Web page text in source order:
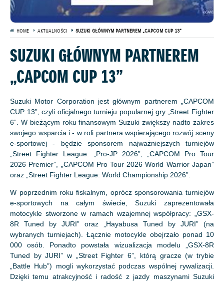
HOME AKTUALNOŚCI SUZUKI GŁÓWNYM PARTNEREM „CAPCOM CUP 13”
SUZUKI GŁÓWNYM PARTNEREM
„CAPCOM CUP 13”
Suzuki Motor Corporation jest głównym partnerem „CAPCOM
CUP 13”, czyli oficjalnego turnieju popularnej gry „Street Fighter
6”. W bieżącym roku finansowym Suzuki zwiększy nadto zakres
swojego wsparcia i - w roli partnera wspierającego rozwój sceny
e-sportowej - będzie sponsorem najważniejszych turniejów
„Street Fighter League: „Pro-JP 2026”, „CAPCOM Pro Tour
2026 Premier”, „CAPCOM Pro Tour 2026 World Warrior Japan”
oraz „Street Fighter League: World Championship 2026”.
W poprzednim roku fiskalnym, oprócz sponsorowania turniejów
e-sportowych na całym świecie, Suzuki zaprezentowała
motocykle stworzone w ramach wzajemnej współpracy: „GSX-
8R Tuned by JURI” oraz „Hayabusa Tuned by JURI” (na
wybranych turniejach). Łącznie motocykle obejrzało ponad 10
000 osób. Ponadto powstała wizualizacja modelu „GSX-8R
Tuned by JURI” w „Street Fighter 6”, którą gracze (w trybie
„Battle Hub”) mogli wykorzystać podczas wspólnej rywalizacji.
Dzięki temu atrakcyjność i radość z jazdy maszynami Suzuki